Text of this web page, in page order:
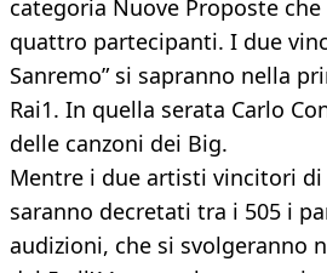
categoria Nuove Proposte
quattro partecipanti. I due
Sanremo” si sapranno nella
Rai1. In quella serata Carlo
delle canzoni dei Big.
Mentre i due artisti vincitori di
saranno decretati tra i 505 i
audizioni, che si svolgeranno